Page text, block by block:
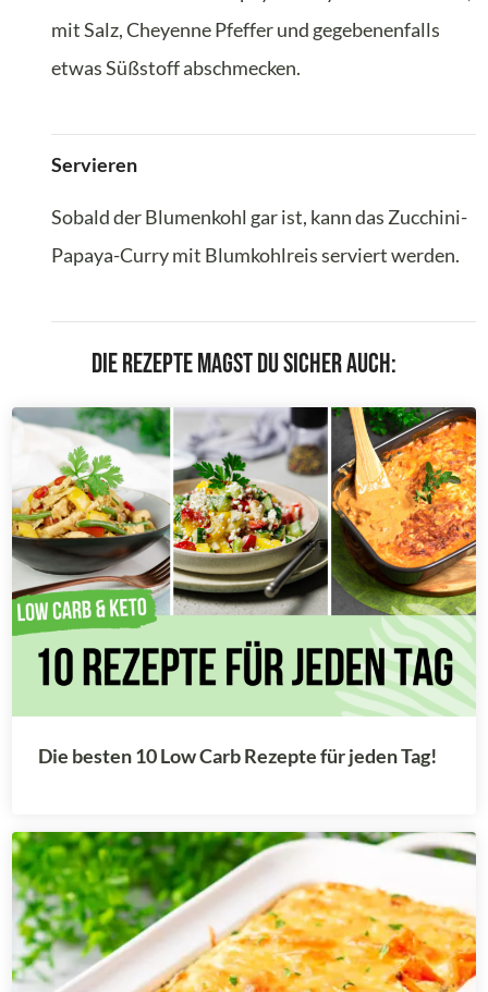
mit Salz, Cheyenne Pfeffer und gegebenenfalls
etwas Süßstoff abschmecken.
Servieren
Sobald der Blumenkohl gar ist, kann das Zucchini-
Papaya-Curry mit Blumkohlreis serviert werden.
Die Rezepte magst du sicher auch:
Die besten 10 Low Carb Rezepte für jeden Tag!